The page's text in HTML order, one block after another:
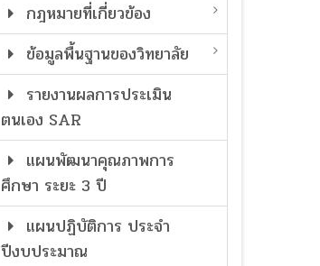
กฎหมายที่เกี่ยวข้อง
ข้อมูลพื้นฐานของวิทยาลัย
รายงานผลการประเมิน
ตนเอง SAR
แผนพัฒนาคุณภาพการ
ศึกษา ระยะ 3 ปี
แผนปฏิบัติการ ประจำ
ปีงบประมาณ